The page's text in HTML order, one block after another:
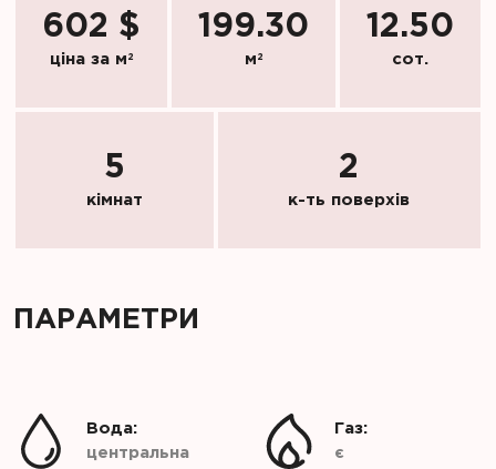
602 $
ціна за м 2
199.30
м 2
12.50
сот.
5
кімнат
2
к-ть поверхів
ПАРАМЕТРИ
центральна
Вода:
є
Газ: